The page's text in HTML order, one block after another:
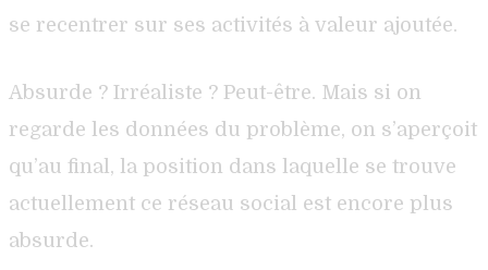
se recentrer sur ses activités à valeur ajoutée.
Absurde ? Irréaliste ? Peut-être. Mais si on
regarde les données du problème, on s’aperçoit
qu’au final, la position dans laquelle se trouve
actuellement ce réseau social est encore plus
absurde.